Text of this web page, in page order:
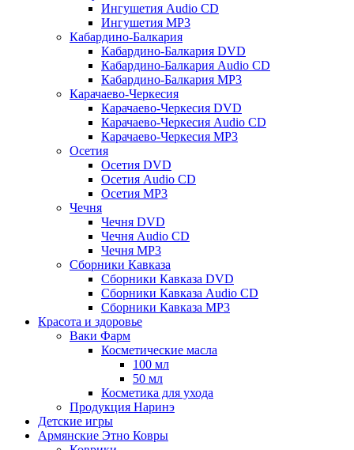
Ингушетия Audio CD
Ингушетия MP3
Кабардино-Балкария
Кабардино-Балкария DVD
Кабардино-Балкария Audio CD
Кабардино-Балкария MP3
Карачаево-Черкесия
Карачаево-Черкесия DVD
Карачаево-Черкесия Audio CD
Карачаево-Черкесия MP3
Осетия
Осетия DVD
Осетия Audio CD
Осетия MP3
Чечня
Чечня DVD
Чечня Audio CD
Чечня MP3
Сборники Кавказа
Сборники Кавказа DVD
Сборники Кавказа Audio CD
Сборники Кавказа MP3
Красота и здоровье
Ваки Фарм
Косметические масла
100 мл
50 мл
Косметика для ухода
Продукция Наринэ
Детские игры
Армянские Этно Ковры